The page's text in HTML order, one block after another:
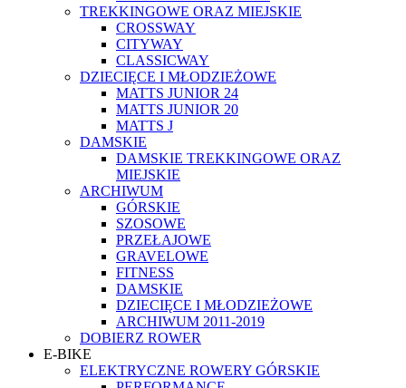
TREKKINGOWE ORAZ MIEJSKIE
CROSSWAY
CITYWAY
CLASSICWAY
DZIECIĘCE I MŁODZIEŻOWE
MATTS JUNIOR 24
MATTS JUNIOR 20
MATTS J
DAMSKIE
DAMSKIE TREKKINGOWE ORAZ
MIEJSKIE
ARCHIWUM
GÓRSKIE
SZOSOWE
PRZEŁAJOWE
GRAVELOWE
FITNESS
DAMSKIE
DZIECIĘCE I MŁODZIEŻOWE
ARCHIWUM 2011-2019
DOBIERZ ROWER
E-BIKE
ELEKTRYCZNE ROWERY GÓRSKIE